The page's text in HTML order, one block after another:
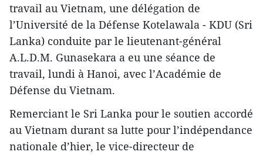
travail au Vietnam, une délégation de
l’Université de la Défense Kotelawala - KDU (Sri
Lanka) conduite par le lieutenant-général
A.L.D.M. Gunasekara a eu une séance de
travail, lundi à Hanoi, avec l’Académie de
Défense du Vietnam.
Remerciant le Sri Lanka pour ​le soutien accordé
au Vietnam durant sa lutte pour l’indépendance
nationale d’hier, le vice-directeur de